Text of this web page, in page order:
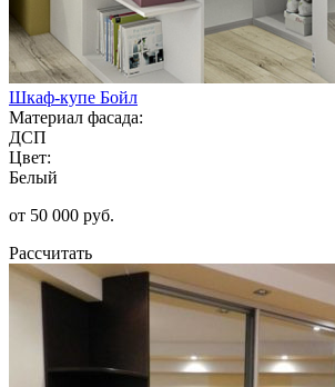
Шкаф-купе Бойл
Материал фасада:
ДСП
Цвет:
Белый
от 50 000 руб.
Рассчитать